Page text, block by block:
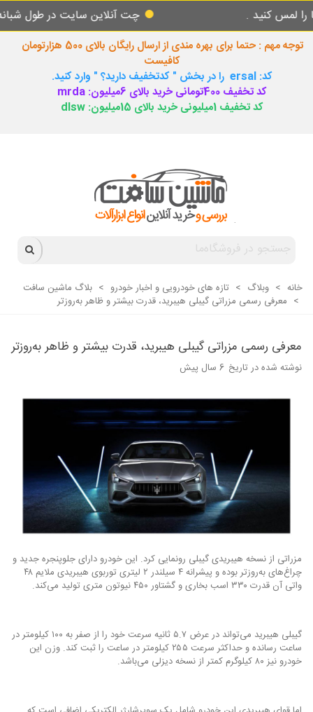
. چت آنلاین سایت در طول شبانه روز
توجه مهم : حتما برای بهره مندی از ارسال رایگان بالای 500 هزارتومان
کافیست
کد: ersal را در بخش " کدتخفیف دارید؟ " وارد کنید.
کد تخفیف 400تومانی خرید بالای 6میلیون: mrda
کد تخفیف 1میلیونی خرید بالای 15میلیون: dlsw
خانه > وبلاگ > تازه های خودرویی و اخبار خودرو > بلاگ ماشین سافت
> معرفی رسمی مزراتی گیبلی هیبرید، قدرت بیشتر و ظاهر به‌روزتر
معرفی رسمی مزراتی گیبلی هیبرید، قدرت بیشتر و ظاهر به‌روزتر
نوشته شده در تاریخ 6 سال پیش
مزراتی از نسخه هیبریدی گیبلی رونمایی کرد. این خودرو دارای جلوپنجره جدید و
چراغ‌های به‌روزتر بوده و پیشرانه ۴ سیلندر ۲ لیتری توربوی هیبریدی ملایم ۴۸
واتی آن قدرت ۳۳۰ اسب بخاری و گشتاور ۴۵۰ نیوتون متری تولید می‌کند.
گیبلی هیبرید می‌تواند در عرض ۵.۷ ثانیه سرعت خود را از صفر به ۱۰۰ کیلومتر در
ساعت رسانده و حداکثر سرعت ۲۵۵ کیلومتر در ساعت را ثبت کند. وزن این
خودرو نیز ۸۰ کیلوگرم کمتر از نسخه دیزلی می‌باشد.